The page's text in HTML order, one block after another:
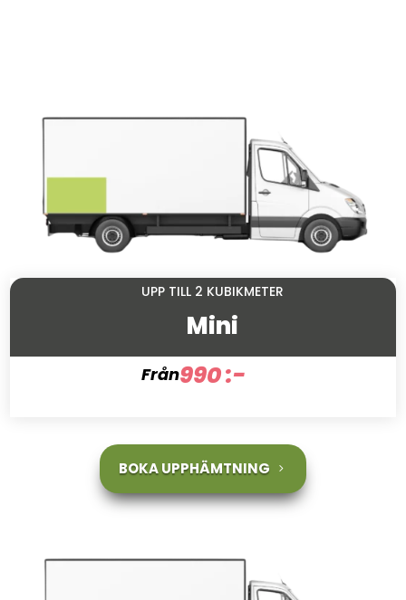
UPP TILL 2 KUBIKMETER
Mini
Från990 :-
BOKA UPPHÄMTNING